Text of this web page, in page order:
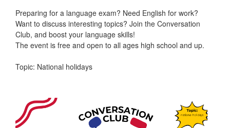
Preparing for a language exam? Need English for work?
Want to discuss interesting topics? Join the Conversation
Club, and boost your language skills!
The event is free and open to all ages high school and up.
Topic: National holidays